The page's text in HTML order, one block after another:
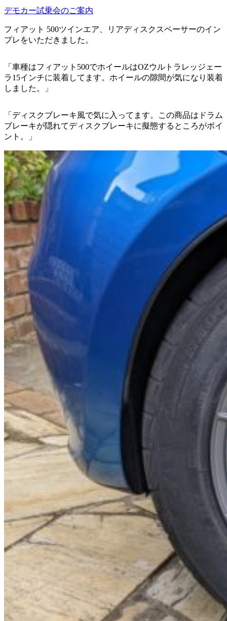
デモカー試乗会のご案内
フィアット 500ツインエア、リアディスクスペーサーのイン
プレをいただきました。
「車種はフィアット500でホイールはOZウルトラレッジェー
ラ15インチに装着してます。ホイールの隙間が気になり装着
しました。」
「ディスクブレーキ風で気に入ってます。この商品はドラム
ブレーキが隠れてディスクブレーキに擬態するところがポイ
ント。」